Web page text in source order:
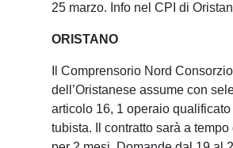
25 marzo. Info nel CPI di
ORISTANO
Il Comprensorio Nord
dell’Oristanese assume con
articolo 16, 1 operaio
tubista. Il contratto sarà a tempo